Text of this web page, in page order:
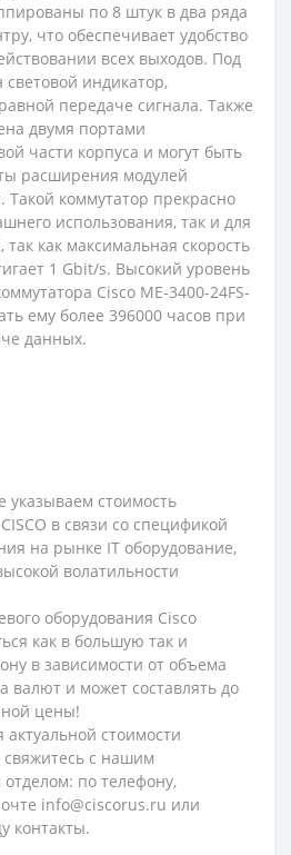
по 8 штук в два ряда
что обеспечивает удобство
всех выходов. Под
индикатор,
передаче сигнала. Также
двумя портами
части корпуса и могут быть
расширения модулей
Такой коммутатор прекрасно
использования, так и для
как максимальная скорость
1 Gbit/s. Высокий уровень
Cisco ME-3400-24FS-
ему более 396000 часов при
данных.
указываем стоимость
в связи со спецификой
на рынке IT оборудование,
волатильности
оборудования Cisco
как в большую так и
в зависимости от объема
валют и может составлять до
цены!
стоимости
свяжитесь с нашим
по телефону,
info@ciscorus.ru или
контакты.